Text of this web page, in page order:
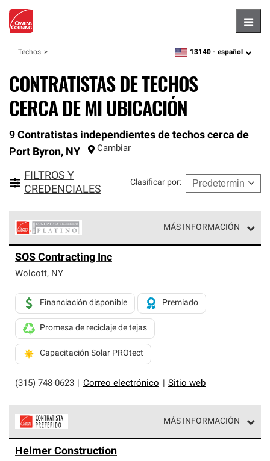
Techos zipcode,language
13140 - español
CONTRATISTAS DE TECHOS
CERCA DE MI UBICACIÓN
9 Contratistas independientes de techos cerca de
Port Byron, NY Cambiar
FILTROS Y
CREDENCIALES
Clasificar por:
MÁS INFORMACIÓN
Corning constituyen el nivel superior de nuestra red
exclusiva y cumplen con estándares estrictos de
Solo ellos pueden ofrecer nuestra mejor garantía de
sistemas de techos.
SOS Contracting Inc
Wolcott, NY
(315) 748-0623 Correo electrónico Sitio web
Financiación disponible Premiado
Promesa de reciclaje de tejas
Capacitación Solar PROtect
MÁS INFORMACIÓN
parte de una red exclusiva de profesionales de techos
Helmer Construction